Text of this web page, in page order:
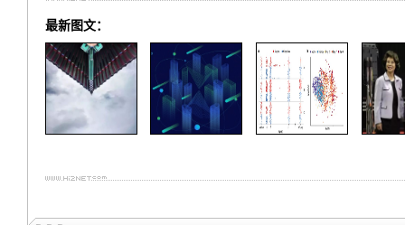
最新图文：